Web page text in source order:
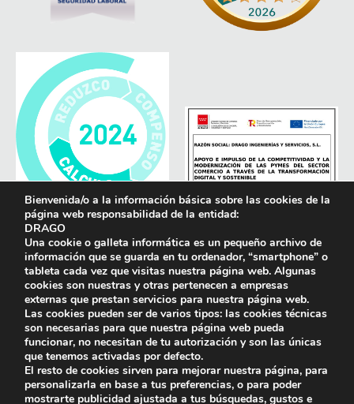
Bienvenida/o a la información básica sobre las cookies de la
página web responsabilidad de la entidad:
DRAGO
Una cookie o galleta informática es un pequeño archivo de
información que se guarda en tu ordenador, “smartphone” o
tableta cada vez que visitas nuestra página web. Algunas
cookies son nuestras y otras pertenecen a empresas
externas que prestan servicios para nuestra página web.
Las cookies pueden ser de varios tipos: las cookies técnicas
son necesarias para que nuestra página web pueda
funcionar, no necesitan de tu autorización y son las únicas
que tenemos activadas por defecto.
El resto de cookies sirven para mejorar nuestra página, para
personalizarla en base a tus preferencias, o para poder
mostrarte publicidad ajustada a tus búsquedas, gustos e